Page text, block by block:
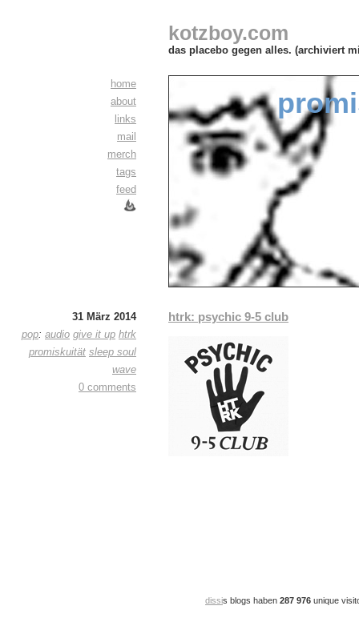
kotzboy.com
das placebo gegen alles. (archiviert
home
about
links
mail
merch
tags
feed
31 März 2014
pop: audio give it up htrk
promiskuität sleep soul
wave
0 comments
htrk: psychic 9-5 club
dissis blogs haben 287 976 unique